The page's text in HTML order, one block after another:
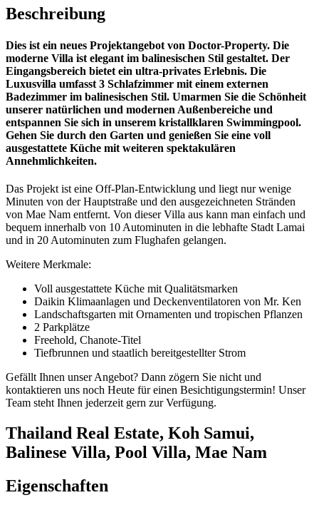
Beschreibung
Dies ist ein neues Projektangebot von Doctor-Property. Die
moderne Villa ist elegant im balinesischen Stil gestaltet. Der
Eingangsbereich bietet ein ultra-privates Erlebnis. Die
Luxusvilla umfasst 3 Schlafzimmer mit einem externen
Badezimmer im balinesischen Stil. Umarmen Sie die Schönheit
unserer natürlichen und modernen Außenbereiche und
entspannen Sie sich in unserem kristallklaren Swimmingpool.
Gehen Sie durch den Garten und genießen Sie eine voll
ausgestattete Küche mit weiteren spektakulären
Annehmlichkeiten.
Das Projekt ist eine Off-Plan-Entwicklung und liegt nur wenige
Minuten von der Hauptstraße und den ausgezeichneten Stränden
von Mae Nam entfernt. Von dieser Villa aus kann man einfach und
bequem innerhalb von 10 Autominuten in die lebhafte Stadt Lamai
und in 20 Autominuten zum Flughafen gelangen.
Weitere Merkmale:
Voll ausgestattete Küche mit Qualitätsmarken
Daikin Klimaanlagen und Deckenventilatoren von Mr. Ken
Landschaftsgarten mit Ornamenten und tropischen Pflanzen
2 Parkplätze
Freehold, Chanote-Titel
Tiefbrunnen und staatlich bereitgestellter Strom
Gefällt Ihnen unser Angebot? Dann zögern Sie nicht und
kontaktieren uns noch Heute für einen Besichtigungstermin! Unser
Team steht Ihnen jederzeit gern zur Verfügung.
Thailand Real Estate, Koh Samui,
Balinese Villa, Pool Villa, Mae Nam
Eigenschaften